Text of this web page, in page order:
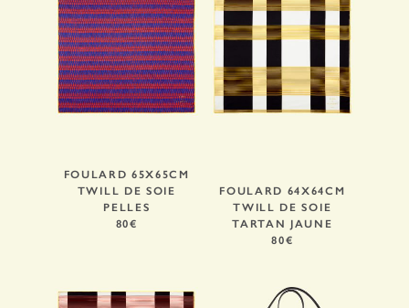
FOULARD 65X65CM
TWILL DE SOIE
PELLES
80€
FOULARD 64X64CM
TWILL DE SOIE
TARTAN JAUNE
80€